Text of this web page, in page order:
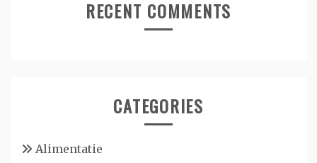
RECENT COMMENTS
CATEGORIES
Alimentatie